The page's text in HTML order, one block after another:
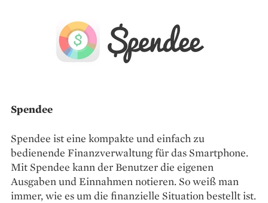
Spendee
Spendee ist eine kompakte und einfach zu
bedienende Finanzverwaltung für das Smartphone.
Mit Spendee kann der Benutzer die eigenen
Ausgaben und Einnahmen notieren. So weiß man
immer, wie es um die finanzielle Situation bestellt ist.